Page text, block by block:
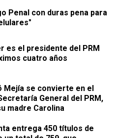
Penal con duras pena para
es el presidente del PRM
cuatro años
Mejía se convierte en el
General del PRM,
madre Carolina
entrega 450 títulos de